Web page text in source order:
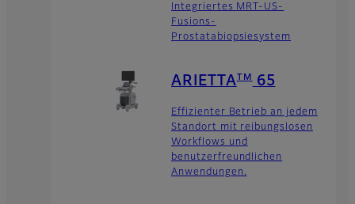
Integriertes MRT-US-
Fusions-
Prostatabiopsiesystem
ARIETTA TM 65
Effizienter Betrieb an jedem
Standort mit reibungslosen
Workflows und
benutzerfreundlichen
Anwendungen.